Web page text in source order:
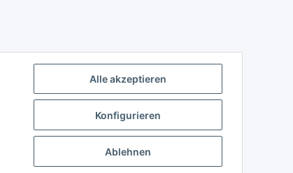
Alle akzeptieren
Konfigurieren
Ablehnen